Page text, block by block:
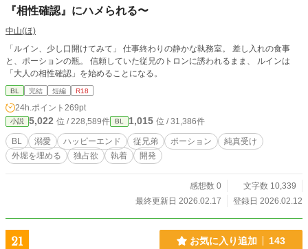
『相性確認』にハメられる〜
中山(ほ)
「ルイン、少し口開けてみて」 仕事終わりの静かな執務室。 差し入れの食事
と、ポーションの瓶。 信頼していた従兄のトロンに誘われるまま、 ルインは
「大人の相性確認」を始めることになる。
BL 完結 短編 R18
24h.ポイント 269pt
小説 5,022 位 / 228,589件 BL 1,015 位 / 31,386件
BL 溺愛 ハッピーエンド 従兄弟 ポーション
純真受け
外堀を埋める
独占欲 執着 開発
感想数 0
文字数 10,339
最終更新日 2026.02.17
登録日 2026.02.12
21 お気に入り追加 143